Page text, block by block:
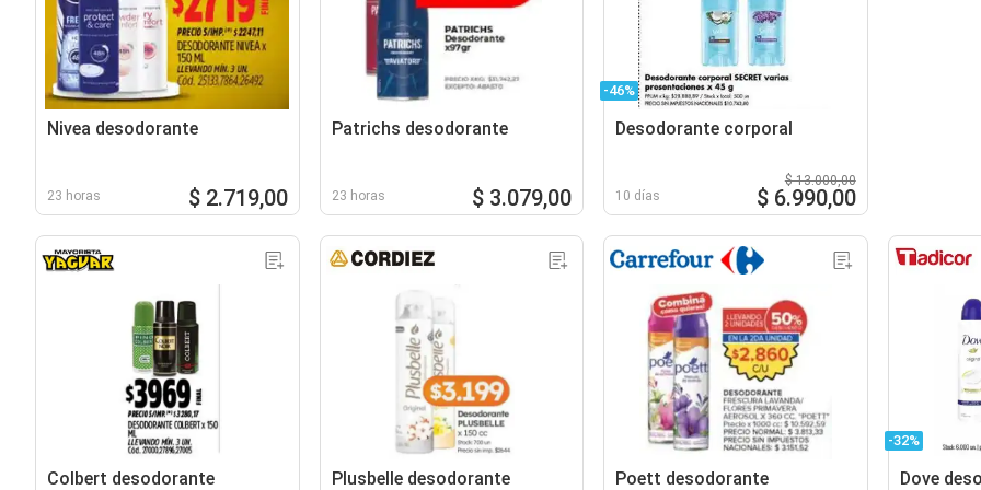
Nivea desodorante
23 horas $ 2.719,00
Patrichs desodorante
23 horas $ 3.079,00
-46%
Desodorante corporal
10 días
$ 13.000,00
$ 6.990,00
Colbert desodorante Plusbelle desodorante Poett desodorante
-32%
Dove